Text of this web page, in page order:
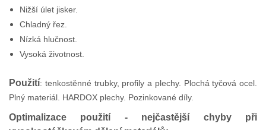
Nižší úlet jisker.
Chladný řez.
Nízká hlučnost.
Vysoká životnost.
Použití: tenkostěnné trubky, profily a plechy. Plochá tyčová ocel.
Plný materiál. HARDOX plechy. Pozinkované díly.
Optimalizace použití - nejčastější chyby při